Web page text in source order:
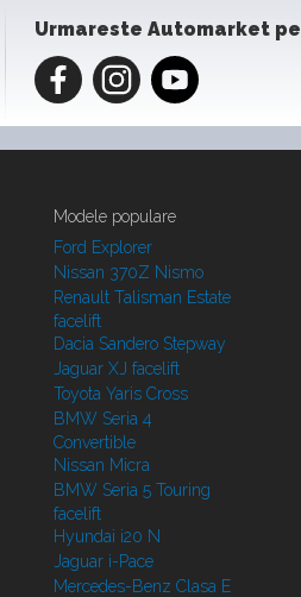
Urmareste Automarket pe
Modele populare
Ford Explorer
Nissan 370Z Nismo
Renault Talisman Estate
facelift
Dacia Sandero Stepway
Jaguar XJ facelift
Toyota Yaris Cross
BMW Seria 4
Convertible
Nissan Micra
BMW Seria 5 Touring
facelift
Hyundai i20 N
Jaguar i-Pace
Mercedes-Benz Clasa E